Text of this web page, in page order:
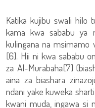
Katika kujibu swali hilo
kama kwa sababu ya
kulingana na msimamo
[6]. Hii ni kwa sababu
za Al-Murabaha[7]
aina za biashara
ndani yake kuweka
kwani muda, ingawa si